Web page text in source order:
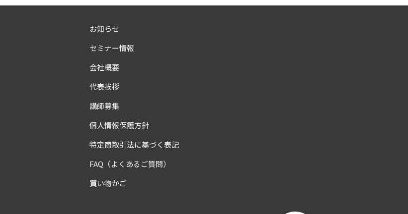
お知らせ
セミナー情報
会社概要
代表挨拶
講師募集
個人情報保護方針
特定商取引法に基づく表記
FAQ（よくあるご質問）
買い物かご